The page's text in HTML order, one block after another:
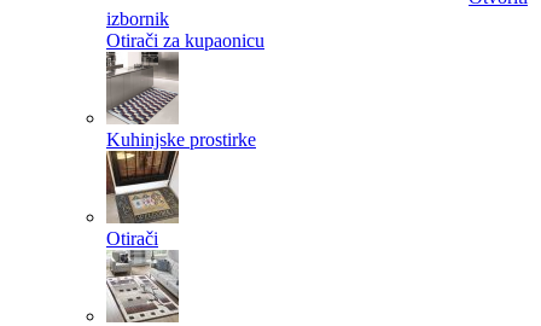
izbornik
Otirači za kupaonicu
Kuhinjske prostirke
Otirači